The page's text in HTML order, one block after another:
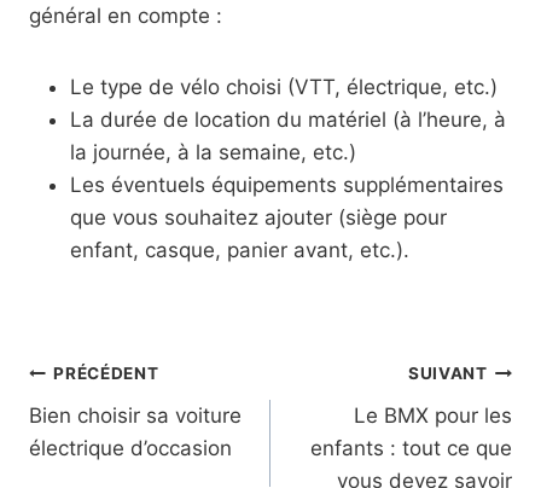
général en compte :
Le type de vélo choisi (VTT, électrique, etc.)
La durée de location du matériel (à l’heure, à
la journée, à la semaine, etc.)
Les éventuels équipements supplémentaires
que vous souhaitez ajouter (siège pour
enfant, casque, panier avant, etc.).
Navigation
de
PRÉCÉDENT
Bien choisir sa voiture
électrique d’occasion
SUIVANT
Le BMX pour les
enfants : tout ce que
vous devez savoir